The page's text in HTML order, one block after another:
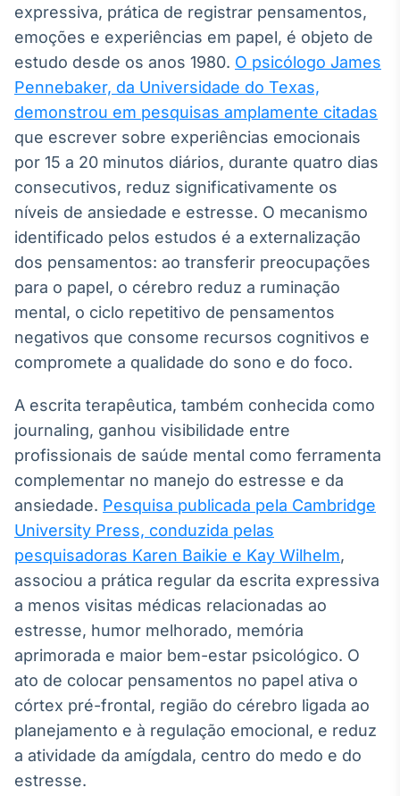
Broadcast
Curadoria de
conteúdos
noticiosos
Soluções de
Tecnologia
Radar
Monitoramento
inteligente de
conteúdos
Broadcast
Fundos
plataforma para
analisar fundos
Em breve
BroadFast
Em breve
Gestão de
Investimentos
Em breve
expressiva, prática de registrar pensamentos,
emoções e experiências em papel, é objeto de
estudo desde os anos 1980. O psicólogo James
Pennebaker, da Universidade do Texas,
demonstrou em pesquisas amplamente citadas
que escrever sobre experiências emocionais
por 15 a 20 minutos diários, durante quatro dias
consecutivos, reduz significativamente os
níveis de ansiedade e estresse. O mecanismo
identificado pelos estudos é a externalização
dos pensamentos: ao transferir preocupações
para o papel, o cérebro reduz a ruminação
mental, o ciclo repetitivo de pensamentos
negativos que consome recursos cognitivos e
compromete a qualidade do sono e do foco.
A escrita terapêutica, também conhecida como
journaling, ganhou visibilidade entre
profissionais de saúde mental como ferramenta
complementar no manejo do estresse e da
ansiedade. Pesquisa publicada pela Cambridge
University Press, conduzida pelas
pesquisadoras Karen Baikie e Kay Wilhelm,
associou a prática regular da escrita expressiva
a menos visitas médicas relacionadas ao
estresse, humor melhorado, memória
aprimorada e maior bem-estar psicológico. O
ato de colocar pensamentos no papel ativa o
córtex pré-frontal, região do cérebro ligada ao
planejamento e à regulação emocional, e reduz
a atividade da amígdala, centro do medo e do
estresse.